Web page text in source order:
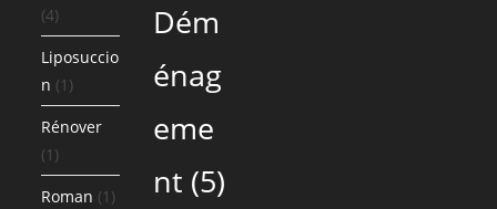
(4)
Liposuccio
n (1)
Rénover
(1)
Roman (1)
Dém
énag
eme
nt (5)